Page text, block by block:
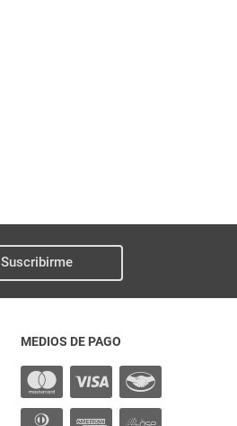
Suscribirme
MEDIOS DE PAGO